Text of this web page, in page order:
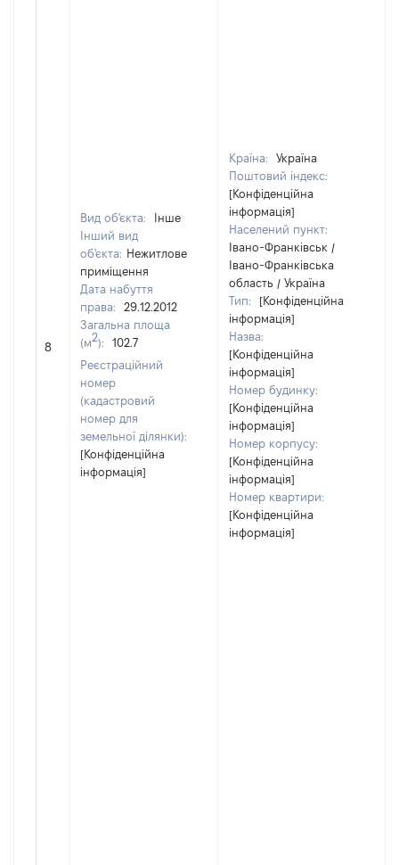
8
Вид об'єкта:
Інше
Інший вид
об'єкта: Нежитлове
приміщення
Дата набуття
права:
29.12.2012
Загальна площа
(м2):
102.7
Реєстраційний
номер
(кадастровий
номер для
земельної ділянки):
[Конфіденційна
інформація]
Країна:
Україна
Поштовий індекс:
[Конфіденційна
інформація]
Населений пункт:
Івано-Франківськ /
Івано-Франківська
область / Україна
Тип:
[Конфіденційна
інформація]
Назва:
[Конфіденційна
інформація]
Номер будинку:
[Конфіденційна
інформація]
Номер корпусу:
[Конфіденційна
інформація]
Номер квартири:
[Конфіденційна
інформація]